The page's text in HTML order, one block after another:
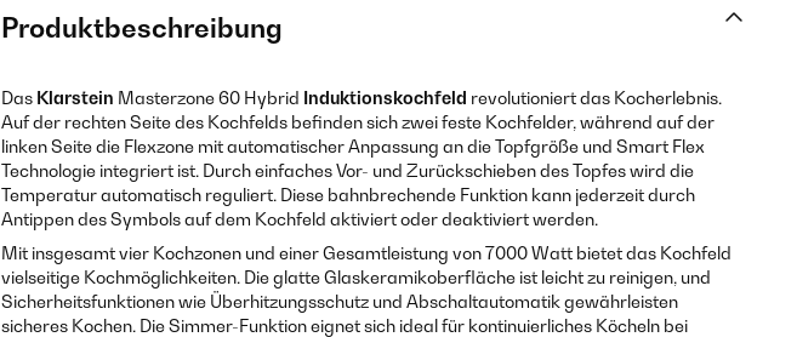
Produktbeschreibung
Das Klarstein Masterzone 60 Hybrid Induktionskochfeld revolutioniert das Kocherlebnis.
Auf der rechten Seite des Kochfelds befinden sich zwei feste Kochfelder, während auf der
linken Seite die Flexzone mit automatischer Anpassung an die Topfgröße und Smart Flex
Technologie integriert ist. Durch einfaches Vor- und Zurückschieben des Topfes wird die
Temperatur automatisch reguliert. Diese bahnbrechende Funktion kann jederzeit durch
Antippen des Symbols auf dem Kochfeld aktiviert oder deaktiviert werden.
Mit insgesamt vier Kochzonen und einer Gesamtleistung von 7000 Watt bietet das Kochfeld
vielseitige Kochmöglichkeiten. Die glatte Glaskeramikoberfläche ist leicht zu reinigen, und
Sicherheitsfunktionen wie Überhitzungsschutz und Abschaltautomatik gewährleisten
sicheres Kochen. Die Simmer-Funktion eignet sich ideal für kontinuierliches Köcheln bei